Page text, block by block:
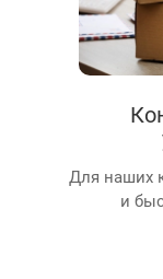
Для наших
и